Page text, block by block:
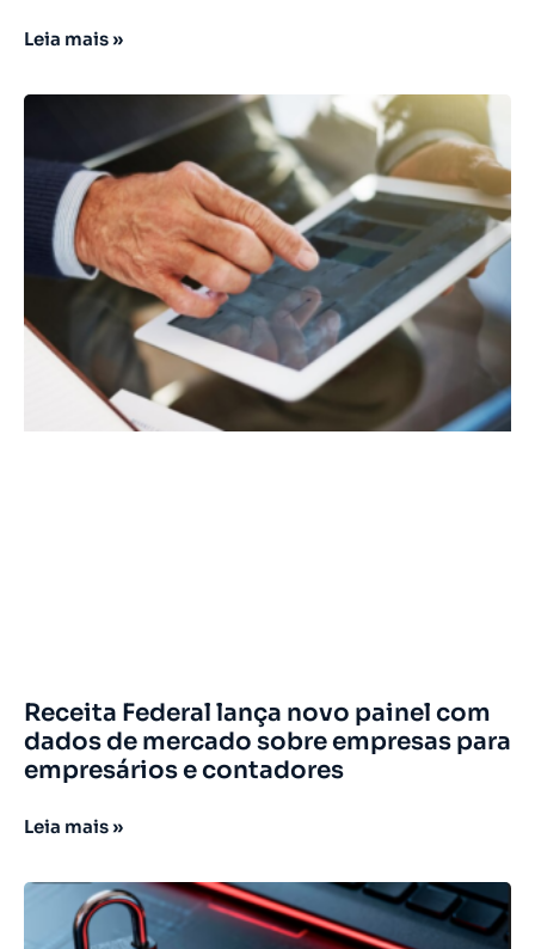
Leia mais »
Receita Federal lança novo painel com
dados de mercado sobre empresas para
empresários e contadores
Leia mais »